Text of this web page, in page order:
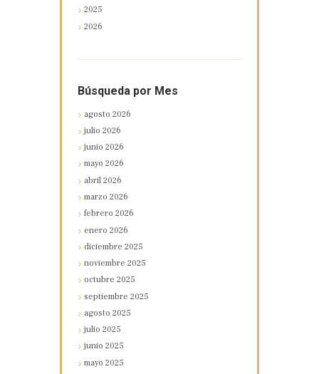
2025
2026
Búsqueda por Mes
agosto2026
julio2026
junio2026
mayo2026
abril2026
marzo2026
febrero2026
enero2026
diciembre2025
noviembre2025
octubre2025
septiembre2025
agosto2025
julio2025
junio2025
mayo2025